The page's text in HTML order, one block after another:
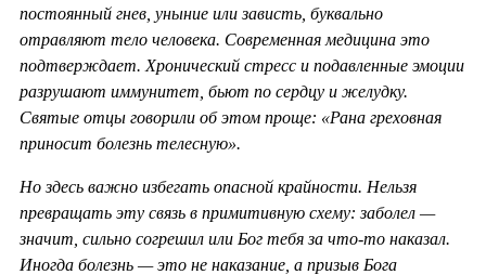
постоянный гнев, уныние или зависть, буквально
отравляют тело человека. Современная медицина это
подтверждает. Хронический стресс и подавленные эмоции
разрушают иммунитет, бьют по сердцу и желудку.
Святые отцы говорили об этом проще: «Рана греховная
приносит болезнь телесную».
Но здесь важно избегать опасной крайности. Нельзя
превращать эту связь в примитивную схему: заболел —
значит, сильно согрешил или Бог тебя за что-то наказал.
Иногда болезнь — это не наказание, а призыв Бога